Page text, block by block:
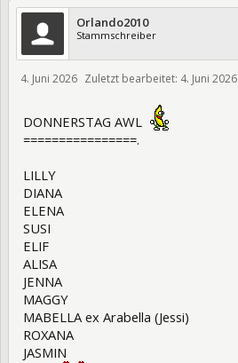
Orlando2010
Stammschreiber
4. Juni 2026 Zuletzt bearbeitet: 4. Juni 2026
DONNERSTAG AWL
================.
LILLY
DIANA
ELENA
SUSI
ELIF
ALISA
JENNA
MAGGY
MABELLA ex Arabella (Jessi)
ROXANA
JASMIN